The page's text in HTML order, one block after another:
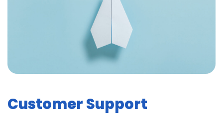
Customer Support